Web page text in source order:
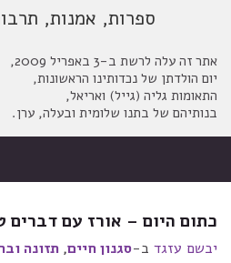
אתר זה עלה לרשת ב-3 באפריל 2009,
יום הולדתן של נכדותינו הראשונות,
התאומות גליה (גייל) ואריאל,
בנותיהם של בתנו שלומית ובעלה, ערן.
ספרות, אמנות,
כתום היום – אורז עם דברים
יבשם עזגד ב-סגנון חיים, תזונה